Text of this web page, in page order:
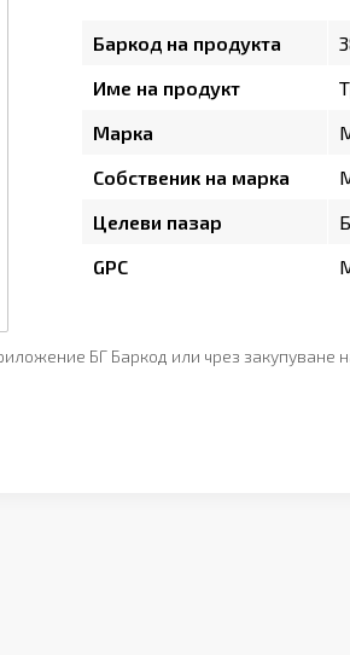
Баркод на продукта
Име на продукт
Марка
Собственик на марка
Целеви пазар
GPC
БГ Баркод или чрез закупуване